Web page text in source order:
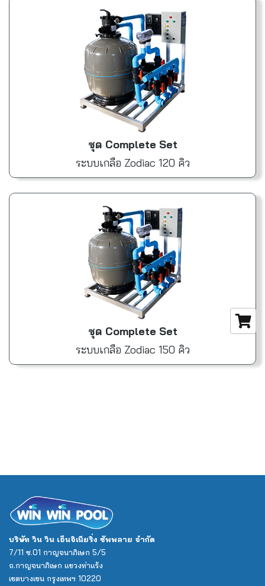
ชุด Complete Set
ระบบเกลือ Zodiac 120 คิว
ชุด Complete Set
ระบบเกลือ Zodiac 150 คิว
บริษัท วิน วิน เอ็นจิเนียริ่ง ซัพพลาย จำกัด
7/11 ซ.01 กาญจนาภิเษก 5/5
ถ.กาญจนาภิเษก แขวงท่าแร้ง
เขตบางเขน กรุงเทพฯ 10220